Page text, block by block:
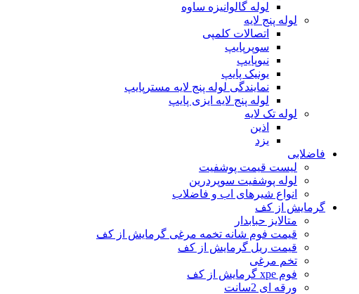
لوله گالوانیزه ساوه
لوله پنج لایه
اتصالات کلمپی
سوپرپایپ
نیوپایپ
یونیک پایپ
نمایندگی لوله پنج لایه مسترپایپ
لوله پنج لایه ایزی پایپ
لوله تک لایه
اذین
یزد
فاضلابی
لیست قیمت پوشفیت
لوله پوشفیت سوپردرین
انواع شیرهای اب و فاضلاب
گرمایش از کف
متالایز حبابدار
قیمت فوم شانه تخمه مرغی گرمایش از کف
قیمت ریل گرمایش از کف
تخم مرغی
فوم xpe گرمایش از کف
ورقه ای 2سانت